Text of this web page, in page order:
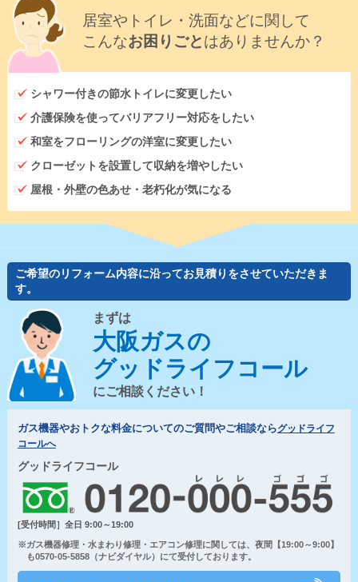
居室やトイレ・洗面などに関して
こんなお困りごとはありませんか？
シャワー付きの節水トイレに変更したい
介護保険を使ってバリアフリー対応をしたい
和室をフローリングの洋室に変更したい
クローゼットを設置して収納を増やしたい
屋根・外壁の色あせ・老朽化が気になる
ご希望のリフォーム内容に沿ってお見積りをさせていただきま
す。
まずは
大阪ガスの
グッドライフコール
にご相談ください！
ガス機器やおトクな料金についてのご質問やご相談ならグッドライフ
コールへ
グッドライフコール
[受付時間］全日 9:00～19:00
※ガス機器修理・水まわり修理・エアコン修理に関しては、夜間【19:00～9:00】
も0570-05-5858（ナビダイヤル）にて受付しております。